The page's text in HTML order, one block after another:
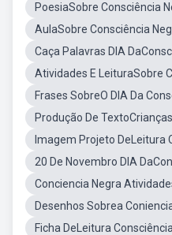
PoesiaSobre Consciência
AulaSobre Consciência
Caça Palavras DIA
Atividades E LeituraSobre
Frases SobreO DIA Da
Produção De
Imagem Projeto DeLeitura
20 De Novembro DIA
Conciencia Negra
Desenhos Sobrea
Ficha DeLeitura